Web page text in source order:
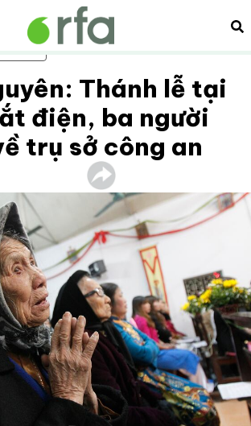
chính
Thánh lễ tại
điện, ba người
trụ sở công an